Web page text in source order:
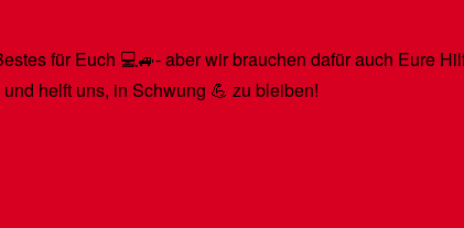
für Euch 💻🚙- aber wir brauchen dafür auch Eure
helft uns, in Schwung 💪 zu bleiben!